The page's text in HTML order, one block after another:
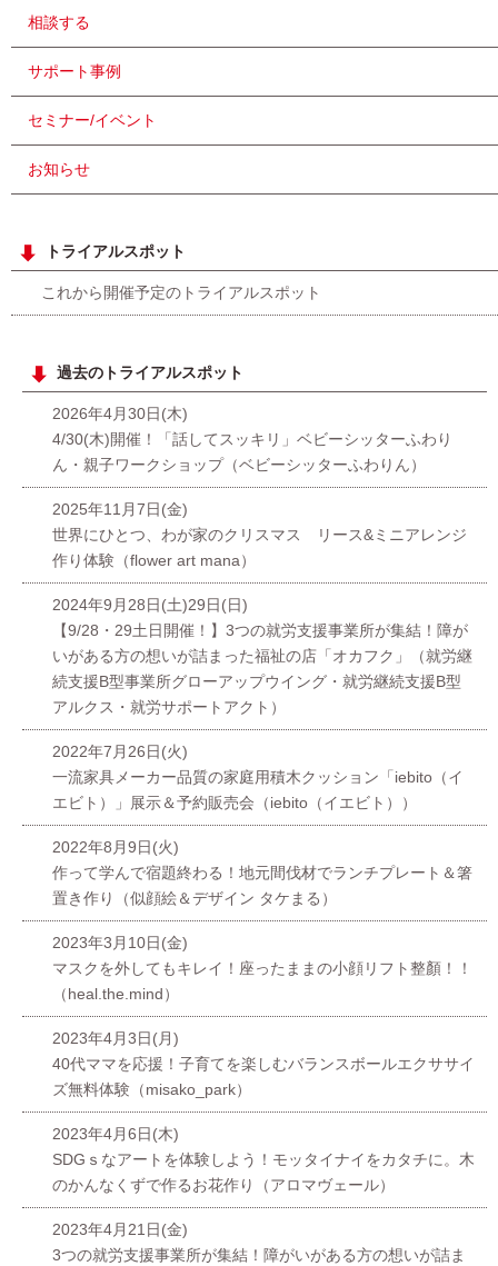
相談する
サポート事例
セミナー/イベント
お知らせ
トライアルスポット
これから開催予定のトライアルスポット
過去のトライアルスポット
2026年4月30日(木)
4/30(木)開催！「話してスッキリ」ベビーシッターふわり
ん・親子ワークショップ（ベビーシッターふわりん）
2025年11月7日(金)
世界にひとつ、わが家のクリスマス リース&ミニアレンジ
作り体験（flower art mana）
2024年9月28日(土)29日(日)
【9/28・29土日開催！】3つの就労支援事業所が集結！障が
いがある方の想いが詰まった福祉の店「オカフク」（就労継
続支援B型事業所グローアップウイング・就労継続支援B型
アルクス・就労サポートアクト）
2022年7月26日(火)
一流家具メーカー品質の家庭用積木クッション「iebito（イ
エビト）」展示＆予約販売会（iebito（イエビト））
2022年8月9日(火)
作って学んで宿題終わる！地元間伐材でランチプレート＆箸
置き作り（似顔絵＆デザイン タケまる）
2023年3月10日(金)
マスクを外してもキレイ！座ったままの小顔リフト整顏！！
（heal.the.mind）
2023年4月3日(月)
40代ママを応援！子育てを楽しむバランスボールエクササイ
ズ無料体験（misako_park）
2023年4月6日(木)
SDGｓなアートを体験しよう！モッタイナイをカタチに。木
のかんなくずで作るお花作り（アロマヴェール）
2023年4月21日(金)
3つの就労支援事業所が集結！障がいがある方の想いが詰ま